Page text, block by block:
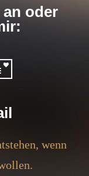
oder
wenn